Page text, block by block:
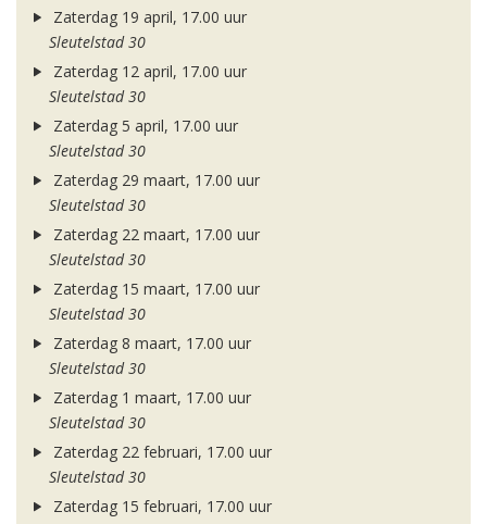
Zaterdag 19 april, 17.00 uur
Sleutelstad 30
Zaterdag 12 april, 17.00 uur
Sleutelstad 30
Zaterdag 5 april, 17.00 uur
Sleutelstad 30
Zaterdag 29 maart, 17.00 uur
Sleutelstad 30
Zaterdag 22 maart, 17.00 uur
Sleutelstad 30
Zaterdag 15 maart, 17.00 uur
Sleutelstad 30
Zaterdag 8 maart, 17.00 uur
Sleutelstad 30
Zaterdag 1 maart, 17.00 uur
Sleutelstad 30
Zaterdag 22 februari, 17.00 uur
Sleutelstad 30
Zaterdag 15 februari, 17.00 uur